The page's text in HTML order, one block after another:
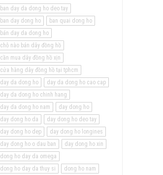
ban day da dong ho deo tay
ban day dong ho
ban quai dong ho
bán day da dong ho
chỗ nào bán dây đồng hồ
cần mua dây đồng hồ xịn
cửa hàng dây đồng hồ tại tphcm
day da dong ho
day da dong ho cao cap
day da dong ho chinh hang
day da dong ho nam
day dong ho
day dong ho da
day dong ho deo tay
day dong ho dep
day dong ho longines
day dong ho o dau ban
day dong ho xin
dong ho day da omega
dong ho day da thuy si
dong ho nam